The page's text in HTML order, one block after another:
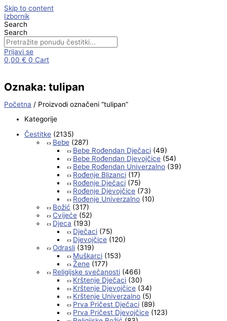
Skip to content
Izbornik
Search
Search
Prijavi se
0,00 € 0 Cart
Oznaka: tulipan
Početna / Proizvodi označeni “tulipan”
Kategorije
Čestitke (2135)
Bebe (287)
Bebe Rođendan Dječaci (49)
Bebe Rođendan Djevojčice (54)
Bebe Rođendan Univerzalno (39)
Rođenje Blizanci (17)
Rođenje Dječaci (75)
Rođenje Djevojčice (73)
Rođenje Univerzalno (10)
Božić (317)
Cvijeće (52)
Djeca (193)
Dječaci (75)
Djevojčice (120)
Odrasli (319)
Muškarci (153)
Žene (177)
Religijske svečanosti (466)
Krštenje Dječaci (30)
Krštenje Djevojčice (34)
Krštenje Univerzalno (5)
Prva Pričest Dječaci (89)
Prva Pričest Djevojčice (123)